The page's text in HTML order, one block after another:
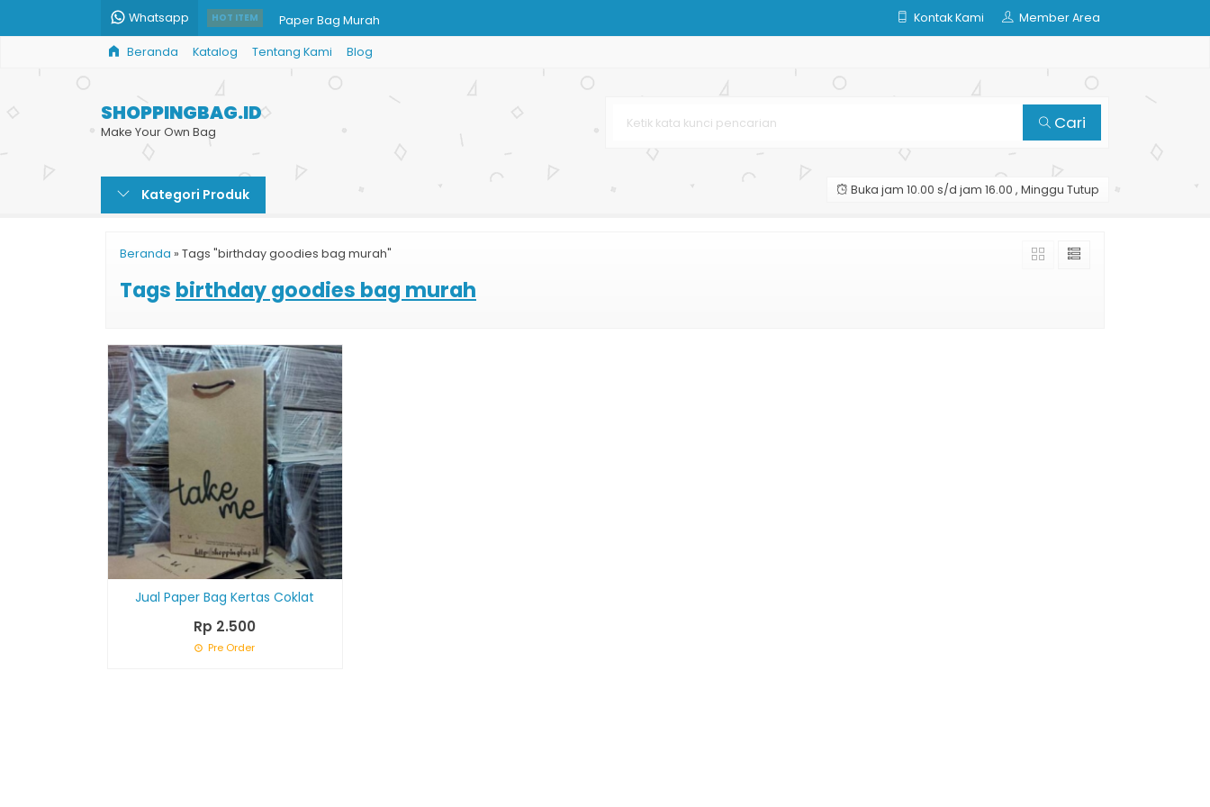
Whatsapp HOT ITEM Paper Bag Murah
Tas Kertas Pernikahan
Pesan Tas Kertas Murah Custom
Paper Bag Custom Murah
Tempat Beli Paper Bag Murah
Kontak Kami Member Area
Beranda Katalog Tentang Kami Blog
SHOPPINGBAG.ID
Make Your Own Bag Cari
Kategori Produk Buka jam 10.00 s/d jam 16.00 , Minggu Tutup
Beranda » Tags "birthday goodies bag murah"
Tags birthday goodies bag murah
Jual Paper Bag Kertas Coklat
Rp 2.500
Pre Order